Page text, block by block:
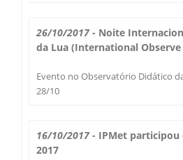
Chuva
Chuvas e seu
Modelo Global
Secas
Notícias
Perguntas
Fale
Login
26/10/2017- Noite
da Lua (International
Evento no Observatório Didático
28/10
16/10/2017- IPMet participou
2017